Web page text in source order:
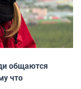
общаются
что